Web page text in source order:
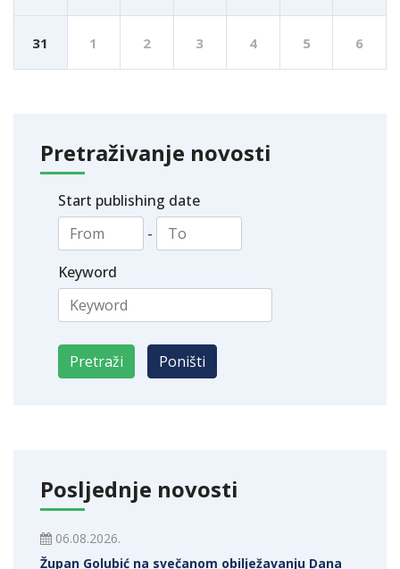
31 1 2 3 4 5 6
Pretraživanje novosti
Start publishing date
-
Keyword
Posljednje novosti
06.08.2026.
Župan Golubić na svečanom obilježavanju Dana